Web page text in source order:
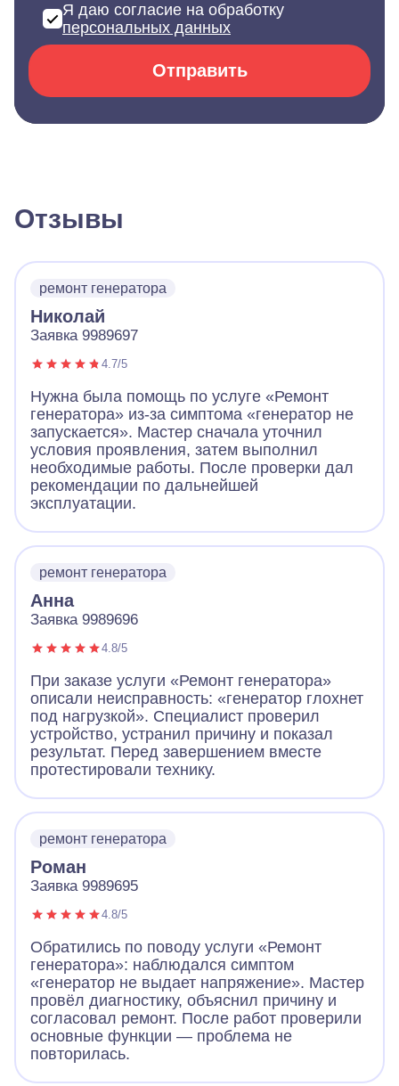
Я даю согласие на обработку
персональных данных
Отправить
Отзывы
ремонт генератора
Николай
Заявка 9989697
4.7/5
Нужна была помощь по услуге «Ремонт
генератора» из-за симптома «генератор не
запускается». Мастер сначала уточнил
условия проявления, затем выполнил
необходимые работы. После проверки дал
рекомендации по дальнейшей
эксплуатации.
ремонт генератора
Анна
Заявка 9989696
4.8/5
При заказе услуги «Ремонт генератора»
описали неисправность: «генератор глохнет
под нагрузкой». Специалист проверил
устройство, устранил причину и показал
результат. Перед завершением вместе
протестировали технику.
ремонт генератора
Роман
Заявка 9989695
4.8/5
Обратились по поводу услуги «Ремонт
генератора»: наблюдался симптом
«генератор не выдает напряжение». Мастер
провёл диагностику, объяснил причину и
согласовал ремонт. После работ проверили
основные функции — проблема не
повторилась.